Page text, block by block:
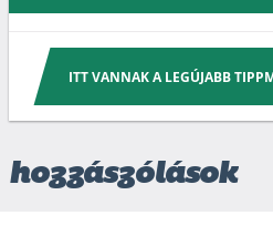
ITT VANNAK A LEGÚJABB
hozzászólások